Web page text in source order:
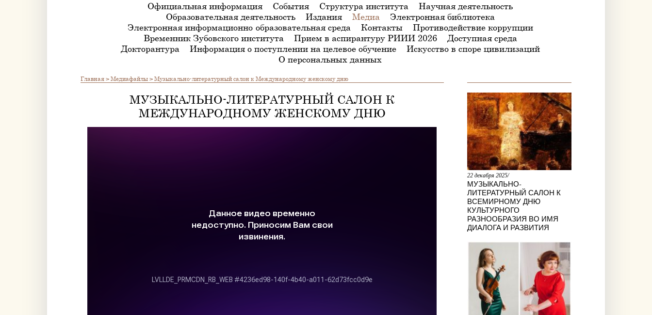
Официальная информация События Структура института
Научная деятельность
Образовательная деятельность
Издания Медиа
Электронная библиотека
Электронная информационно-образовательная среда
Контакты
Противодействие коррупции
Временник Зубовского института
Прием в аспирантуру РИИИ 2026
Доступная среда
Докторантура
Информация о поступлении на целевое обучение
Искусство в споре цивилизаций
О персональных данных
22 декабря 2025/
МУЗЫКАЛЬНО-
ЛИТЕРАТУРНЫЙ САЛОН К
ВСЕМИРНОМУ ДНЮ
КУЛЬТУРНОГО
РАЗНООБРАЗИЯ ВО ИМЯ
ДИАЛОГА И РАЗВИТИЯ
Главная>Медиафайлы>Музыкально-литературный салон к Международному женскому дню
МУЗЫКАЛЬНО-ЛИТЕРАТУРНЫЙ САЛОН К
МЕЖДУНАРОДНОМУ ЖЕНСКОМУ ДНЮ